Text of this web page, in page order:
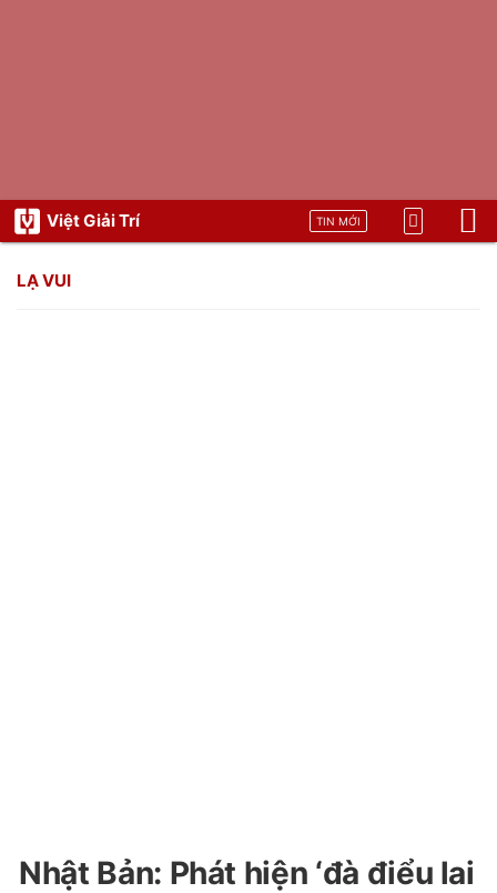
Việt Giải Trí TIN MỚI
LẠ VUI
Nhật Bản: Phát hiện ‘đà điểu lai